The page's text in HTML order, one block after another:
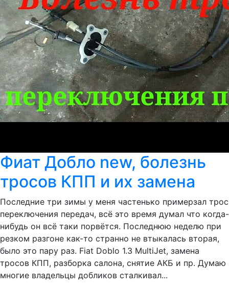
Фиат Добло new, болезнь
тросов КПП и их замена
Последние три зимы у меня частенько примерзал трос
переключения передач, всё это время думал что когда-
нибудь он всё таки порвётся. Последнюю неделю при
резком разгоне как-то странно не втыкалась вторая,
было это пару раз. Fiat Doblo 1.3 MultiJet, замена
тросов КПП, разборка салона, снятие АКБ и пр. Думаю
многие владельцы добликов сталкивал...